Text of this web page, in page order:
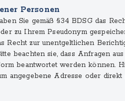
Personen
Sie gemäß §34 BDSG das
zu Ihrem Pseudonym
Recht zur unentgeltlichen
beachten sie, dass Anfragen aus
beantwortet werden können.
angegebene Adresse oder